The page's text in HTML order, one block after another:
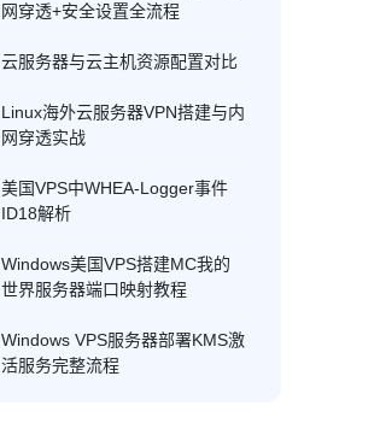
网穿透+安全设置全流程
云服务器与云主机资源配置对比
Linux海外云服务器VPN搭建与内
网穿透实战
美国VPS中WHEA-Logger事件
ID18解析
Windows美国VPS搭建MC我的
世界服务器端口映射教程
Windows VPS服务器部署KMS激
活服务完整流程